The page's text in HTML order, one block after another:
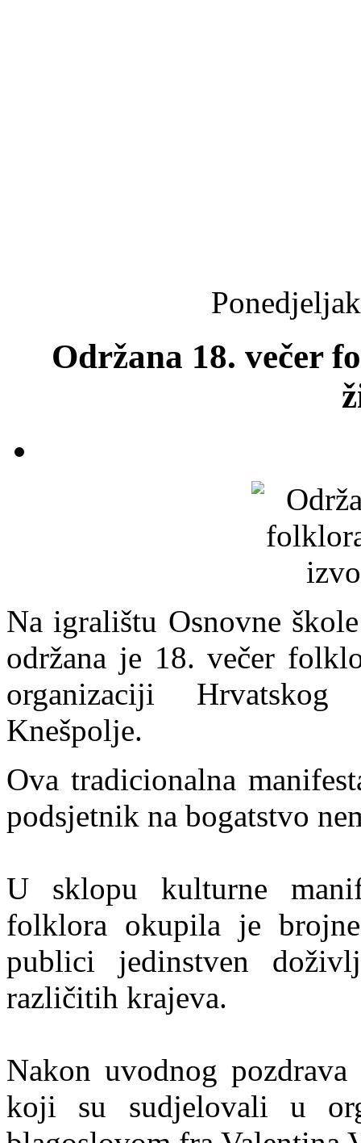
Održana 18. večer
Na igralištu Osnovne
održana je 18. večer
organizaciji Hrvatskog
Knešpolje.
Ova tradicionalna
podsjetnik na bogatstvo
U sklopu kulturne
folklora okupila je
publici jedinstven
različitih krajeva.
Nakon uvodnog
koji su sudjelovali u